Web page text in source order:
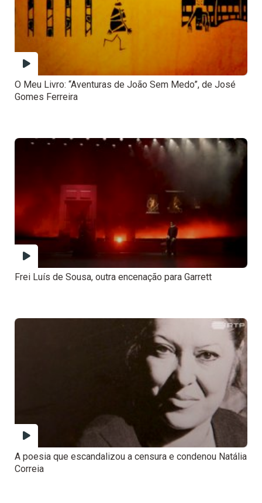
O Meu Livro: “Aventuras de João Sem Medo”, de José
Gomes Ferreira
Frei Luís de Sousa, outra encenação para Garrett
A poesia que escandalizou a censura e condenou Natália
Correia